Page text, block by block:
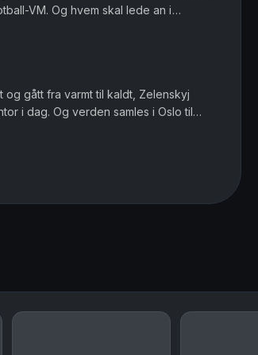
VM. Og hvem skal lede an i
i muslimske miljø...
gått fra varmt til kaldt, Zelenskyj
i dag. Og verden samles i Oslo til
er Norway C...